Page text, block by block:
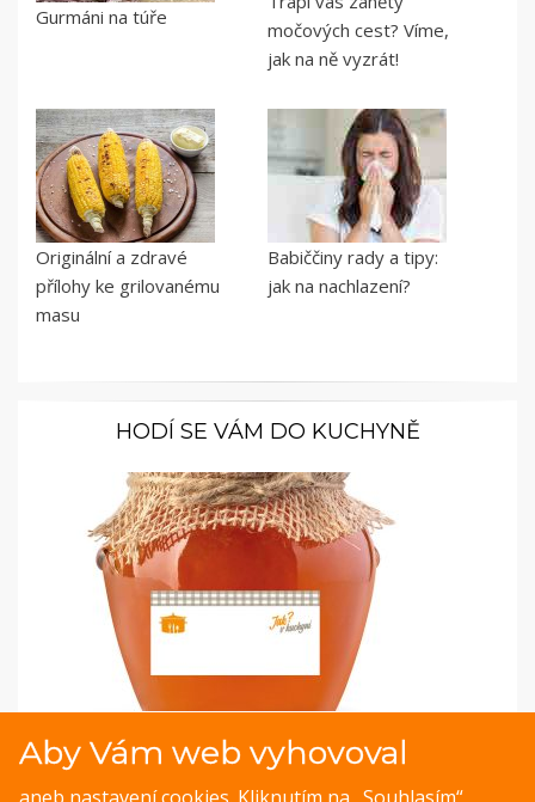
Gurmáni na túře
močových cest? Víme,
jak na ně vyzrát!
Originální a zdravé
přílohy ke grilovanému
masu
Babiččiny rady a tipy:
jak na nachlazení?
HODÍ SE VÁM DO KUCHYNĚ
Samolepky pro kořenky: S oranžovým hrncem
na bílém pozadí bez názvů kořenek a zavařenin
Aby Vám web vyhovoval